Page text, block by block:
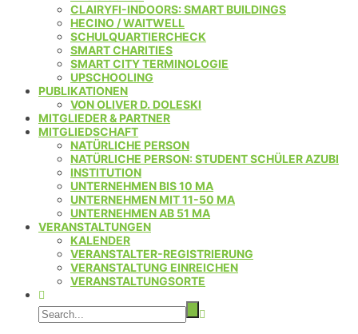
CLAIRYFI-INDOORS: SMART BUILDINGS
HECINO / WAITWELL
SCHULQUARTIERCHECK
SMART CHARITIES
SMART CITY TERMINOLOGIE
UPSCHOOLING
PUBLIKATIONEN
VON OLIVER D. DOLESKI
MITGLIEDER & PARTNER
MITGLIEDSCHAFT
NATÜRLICHE PERSON
NATÜRLICHE PERSON: STUDENT SCHÜLER AZUBI
INSTITUTION
UNTERNEHMEN BIS 10 MA
UNTERNEHMEN MIT 11-50 MA
UNTERNEHMEN AB 51 MA
VERANSTALTUNGEN
KALENDER
VERANSTALTER-REGISTRIERUNG
VERANSTALTUNG EINREICHEN
VERANSTALTUNGSORTE